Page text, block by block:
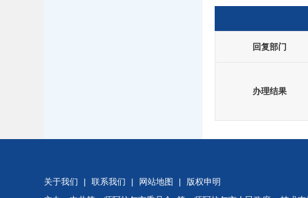
回复部门
办理结果
关于我们 | 联系我们 | 网站地图 |
版权申明